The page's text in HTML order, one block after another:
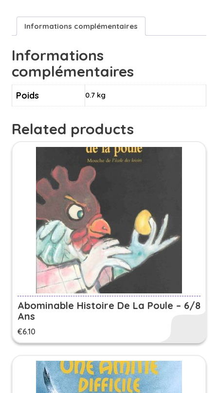
Informations complémentaires
Informations
complémentaires
Poids 0.7 kg
Related products
Abominable Histoire De La Poule – 6/8
Ans
€6.10